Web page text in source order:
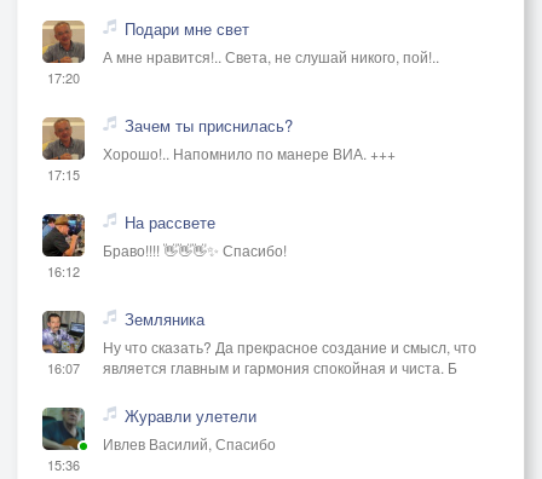
17:20
Подари мне свет
А мне нравится!.. Света, не слушай никого, пой!..
17:15
Зачем ты приснилась?
Хорошо!.. Напомнило по манере ВИА. +++
16:12
На рассвете
Браво!!!! 👋👋👋✨ Спасибо!
16:07
Земляника
Ну что сказать? Да прекрасное создание и смысл, что
является главным и гармония спокойная и чиста. Б
15:36
Журавли улетели
Ивлев Василий, Спасибо